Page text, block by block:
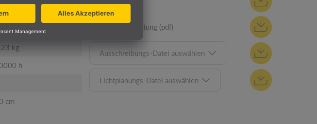
kg
h
cm
Ausbauanleitung (pdf)
Ausschreibungs-Datei auswählen
Lichtplanungs-Datei auswählen